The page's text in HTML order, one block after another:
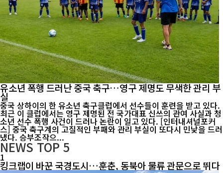
유소년 폭행 드러난 중국 축구…영구 제명도 무색한 관리 부
실
중국 상하이의 한 유소년 축구클럽에서 선수들이 훈련을 받고 있다.
최근 이 클럽에서는 영구 제명된 전 국가대표 신쓰의 관여 사실과 청
소년 선수 폭행 사건이 드러나 논란이 일고 있다. [인터내셔널포커
스] 중국 축구계의 고질적인 부패와 관리 부실이 또다시 민낯을 드러
냈다. 승부조작으...
NEWS TOP 5
1
킹크랩이 바꾼 국경도시…훈춘, 동북아 물류 관문으로 뛰다